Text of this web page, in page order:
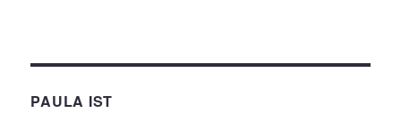
PAULA IST